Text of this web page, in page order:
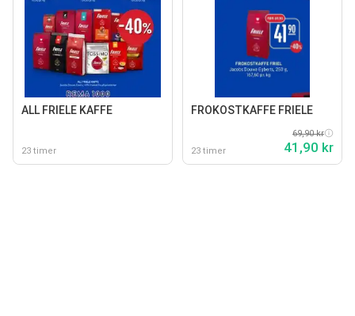
ALL FRIELE KAFFE
23 timer
FROKOSTKAFFE FRIELE
23 timer
69,90 kr
41,90 kr